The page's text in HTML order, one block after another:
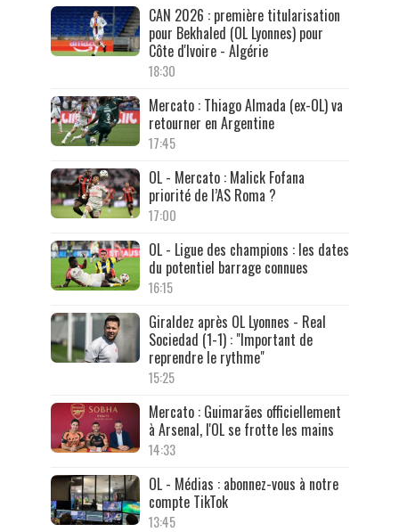
CAN 2026 : première titularisation
pour Bekhaled (OL Lyonnes) pour
Côte d'Ivoire - Algérie
18:30
Mercato : Thiago Almada (ex-OL) va
retourner en Argentine
17:45
OL - Mercato : Malick Fofana
priorité de l’AS Roma ?
17:00
OL - Ligue des champions : les dates
du potentiel barrage connues
16:15
Giraldez après OL Lyonnes - Real
Sociedad (1-1) : "Important de
reprendre le rythme"
15:25
Mercato : Guimarães officiellement
à Arsenal, l'OL se frotte les mains
14:33
OL - Médias : abonnez-vous à notre
compte TikTok
13:45